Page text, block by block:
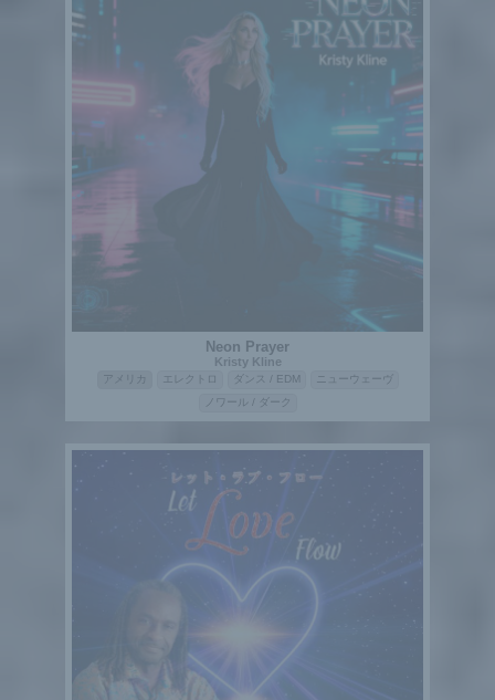
Neon Prayer
Kristy Kline
アメリカ エレクトロ ダンス / EDM
ニューウェーヴ
ノワール / ダーク